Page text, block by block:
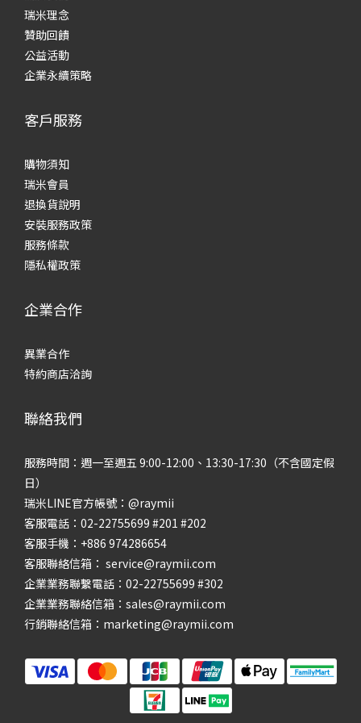
瑞米理念
贊助回饋
公益活動
企業永續策略
客戶服務
購物須知
瑞米會員
退換貨說明
安裝服務政策
服務條款
隱私權政策
企業合作
異業合作
特約商店洽詢
聯絡我們
服務時間：週一至週五 9:00-12:00、13:30-17:30（不含國定假
日）
瑞米LINE官方帳號：@raymii
客服電話：02-22755699 #201 #202
客服手機：+886 974286654
客服聯絡信箱： service@raymii.com
企業業務聯繫電話：02-22755699 #302
企業業務聯絡信箱：sales@raymii.com
行銷聯絡信箱：marketing@raymii.com